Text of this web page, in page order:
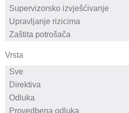
Vrsta